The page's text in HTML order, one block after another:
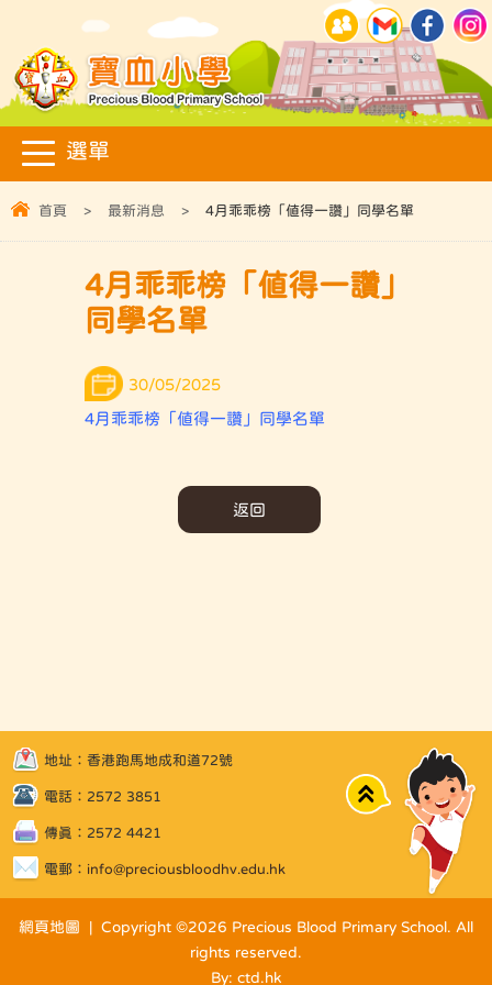
首頁 > 最新消息 > 4月乖乖榜「值得一讚」同學名單
4月乖乖榜「值得一讚」
同學名單
30/05/2025
4月乖乖榜「值得一讚」同學名單
返回
地址：香港跑馬地成和道72號
電話：2572 3851
傳真：2572 4421
電郵： info@preciousbloodhv.edu.hk
Top
網頁地圖 | Copyright ©2026 Precious Blood Primary School. All
rights reserved.
By: ctd.hk